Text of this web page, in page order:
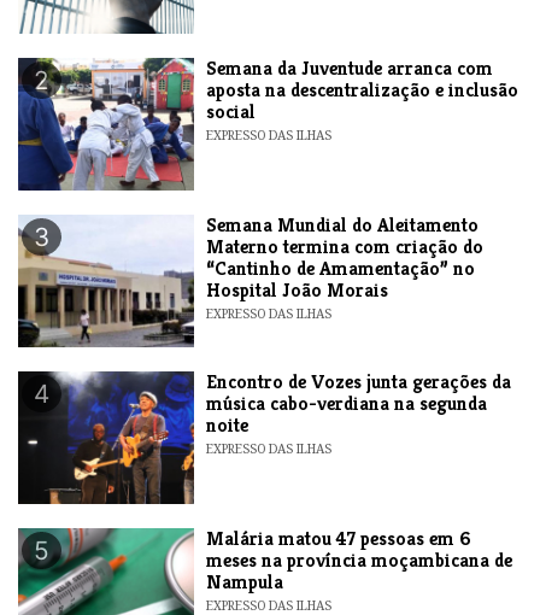
2
Semana da Juventude arranca com
aposta na descentralização e inclusão
social
EXPRESSO DAS ILHAS
3
Semana Mundial do Aleitamento
Materno termina com criação do
“Cantinho de Amamentação” no
Hospital João Morais
EXPRESSO DAS ILHAS
4
Encontro de Vozes junta gerações da
música cabo-verdiana na segunda
noite
EXPRESSO DAS ILHAS
5
​Malária matou 47 pessoas em 6
meses na província moçambicana de
Nampula
EXPRESSO DAS ILHAS